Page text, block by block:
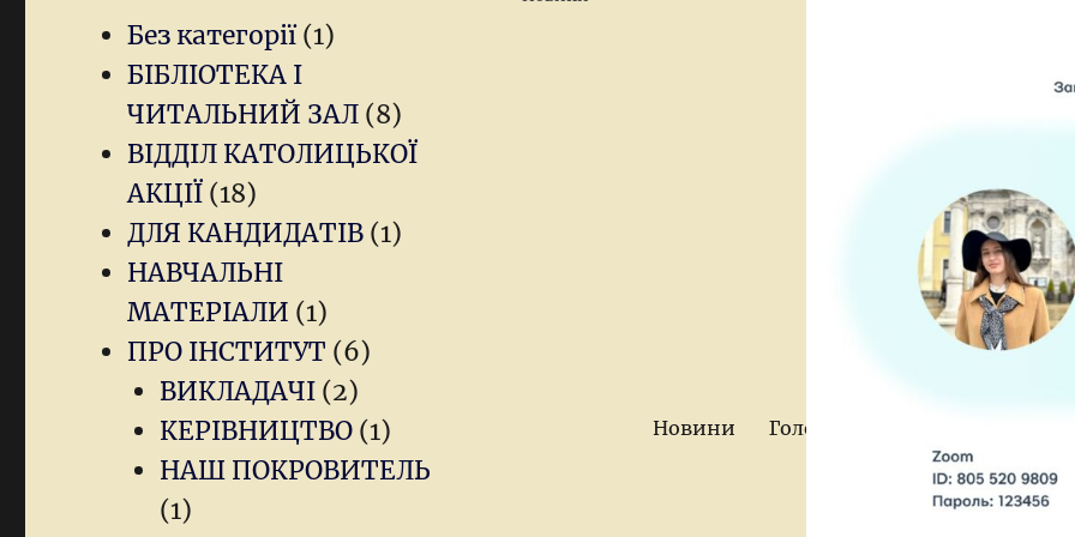
Новини Головна
Без категорії(1)
БІБЛІОТЕКА І
ЧИТАЛЬНИЙ ЗАЛ (8)
ВІДДІЛ КАТОЛИЦЬКОЇ
АКЦІЇ (18)
ДЛЯ КАНДИДАТІВ (1)
НАВЧАЛЬНІ
МАТЕРІАЛИ (1)
ПРО ІНСТИТУТ (6)
ВИКЛАДАЧІ(2)
КЕРІВНИЦТВО(1)
НАШ ПОКРОВИТЕЛЬ
(1)